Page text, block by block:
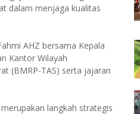
dalam menjaga kualitas
AHZ bersama Kepala
Kantor Wilayah
(BMRP-TAS) serta jajaran
langkah strategis